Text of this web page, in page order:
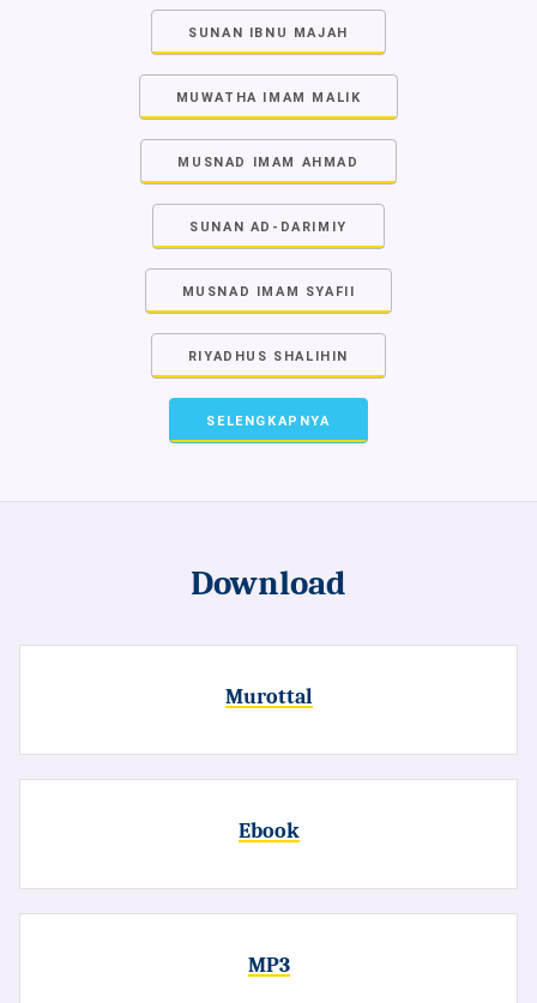
SUNAN IBNU MAJAH
MUWATHA IMAM MALIK
MUSNAD IMAM AHMAD
SUNAN AD-DARIMIY
MUSNAD IMAM SYAFII
RIYADHUS SHALIHIN
SELENGKAPNYA
Download
Murottal
Ebook
MP3